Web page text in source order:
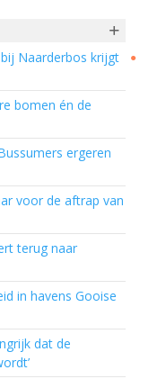
+
●
Naarderbos krijgt
bomen én de
ergeren
voor de aftrap van
terug naar
in havens Gooise
dat de